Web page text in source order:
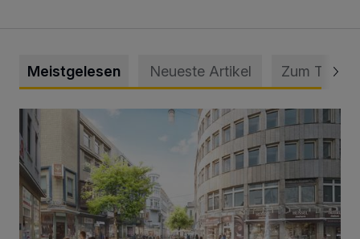
Meistgelesen Neueste Artikel Zum Thema
Ein neuer Brunnen für die Alte Freiheit